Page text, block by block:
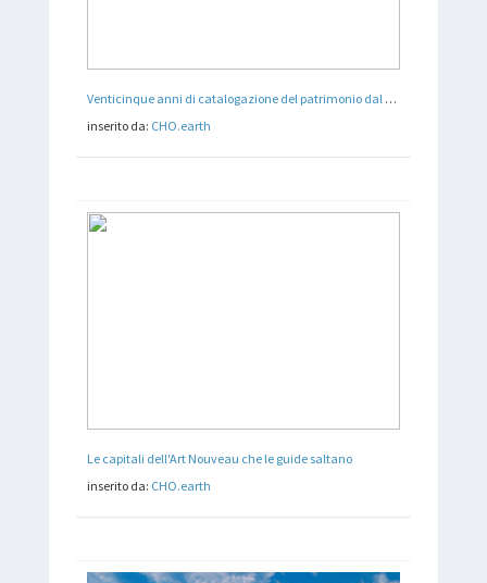
Venticinque anni di catalogazione del patrimonio dal basso
inserito da: CHO.earth
Le capitali dell'Art Nouveau che le guide saltano
inserito da: CHO.earth